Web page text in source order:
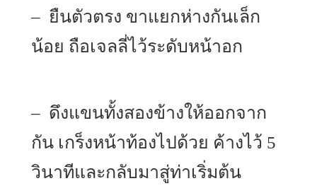
– ยืนตัวตรง ขาแยกห่างกันเล็ก
น้อย ถือเจลลี่ไว้ระดับหน้าอก
– ดึงแขนทั้งสองข้างให้ออกจาก
กัน เกร็งหน้าท้องไปด้วย ค้างไว้ 5
วินาทีและกลับมาสู่ท่าเริ่มต้น